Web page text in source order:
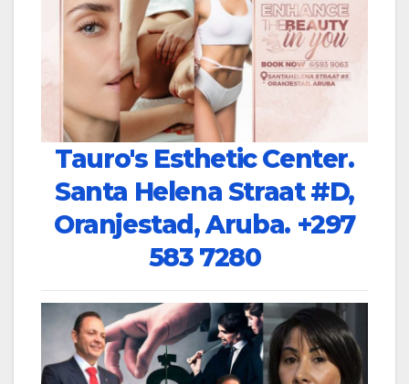
Tauro's Esthetic Center.
Santa Helena Straat #D,
Oranjestad, Aruba. +297
583 7280